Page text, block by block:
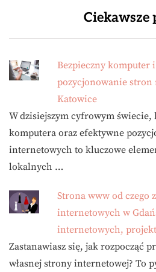
Ciekawsze
Bezpieczny komputer
pozycjonowanie stron
Katowice
W dzisiejszym cyfrowym świecie,
komputera oraz efektywne
internetowych to kluczowe
lokalnych …
Strona www od czego
internetowych w
internetowych,
Zastanawiasz się, jak rozpocząć
własnej strony internetowej? To